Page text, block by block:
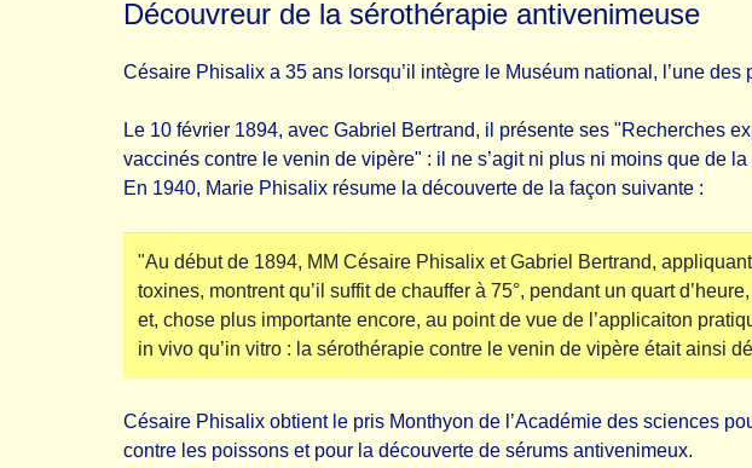
Découvreur de la sérothérapie antivenimeuse
Césaire Phisalix a 35 ans lorsqu’il intègre le Muséum national, l’une
Le 10 février 1894, avec Gabriel Bertrand, il présente ses "Recherches
vaccinés contre le venin de vipère" : il ne s’agit ni plus ni moins que de
En 1940, Marie Phisalix résume la découverte de la façon suivante :
"Au début de 1894, MM Césaire Phisalix et Gabriel Bertrand,
toxines, montrent qu’il suffit de chauffer à 75°, pendant un quart
et, chose plus importante encore, au point de vue de l’applicaiton
in vivo qu’in vitro : la sérothérapie contre le venin de vipère était ainsi
Césaire Phisalix obtient le pris Monthyon de l’Académie des sciences
contre les poissons et pour la découverte de sérums antivenimeux.